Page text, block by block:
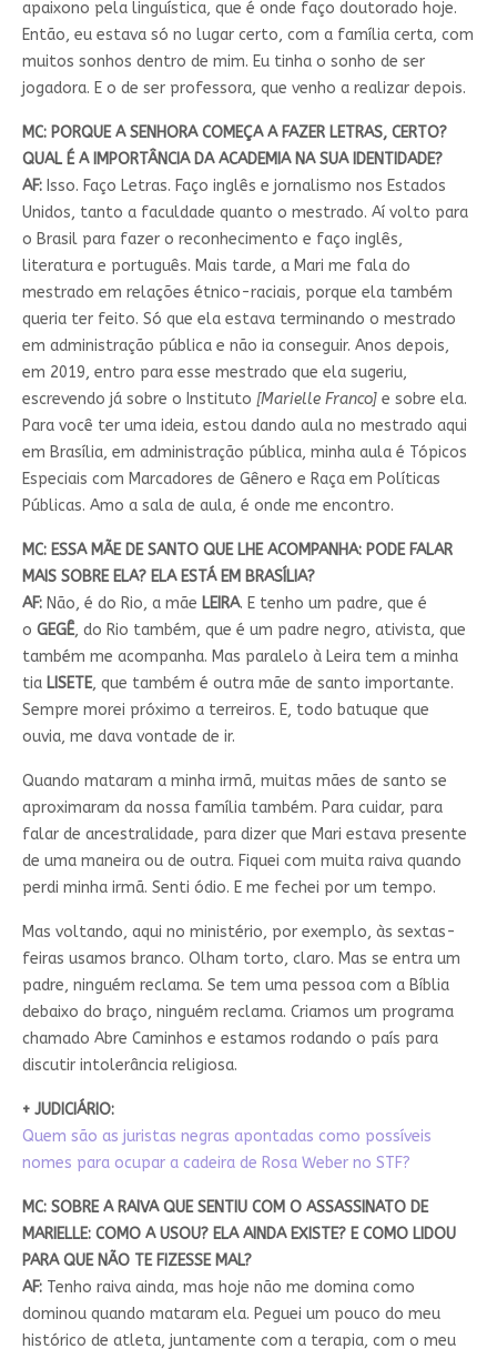
apaixono pela linguística, que é onde faço doutorado hoje.
Então, eu estava só no lugar certo, com a família certa, com
muitos sonhos dentro de mim. Eu tinha o sonho de ser
jogadora. E o de ser professora, que venho a realizar depois.
MC: PORQUE A SENHORA COMEÇA A FAZER LETRAS, CERTO?
QUAL É A IMPORTÂNCIA DA ACADEMIA NA SUA IDENTIDADE?
AF: Isso. Faço Letras. Faço inglês e jornalismo nos Estados
Unidos, tanto a faculdade quanto o mestrado. Aí volto para
o Brasil para fazer o reconhecimento e faço inglês,
literatura e português. Mais tarde, a Mari me fala do
mestrado em relações étnico-raciais, porque ela também
queria ter feito. Só que ela estava terminando o mestrado
em administração pública e não ia conseguir. Anos depois,
em 2019, entro para esse mestrado que ela sugeriu,
escrevendo já sobre o Instituto [Marielle Franco]e sobre ela.
Para você ter uma ideia, estou dando aula no mestrado aqui
em Brasília, em administração pública, minha aula é Tópicos
Especiais com Marcadores de Gênero e Raça em Políticas
Públicas. Amo a sala de aula, é onde me encontro.
MC: ESSA MÃE DE SANTO QUE LHE ACOMPANHA: PODE FALAR
MAIS SOBRE ELA? ELA ESTÁ EM BRASÍLIA?
AF:Não, é do Rio, a mãe LEIRA. E tenho um padre, que é
o GEGÊ, do Rio também, que é um padre negro, ativista, que
também me acompanha. Mas paralelo à Leira tem a minha
tia LISETE, que também é outra mãe de santo importante.
Sempre morei próximo a terreiros. E, todo batuque que
ouvia, me dava vontade de ir.
Quando mataram a minha irmã, muitas mães de santo se
aproximaram da nossa família também. Para cuidar, para
falar de ancestralidade, para dizer que Mari estava presente
de uma maneira ou de outra. Fiquei com muita raiva quando
perdi minha irmã. Senti ódio. E me fechei por um tempo.
Mas voltando, aqui no ministério, por exemplo, às sextas-
feiras usamos branco. Olham torto, claro. Mas se entra um
padre, ninguém reclama. Se tem uma pessoa com a Bíblia
debaixo do braço, ninguém reclama. Criamos um programa
chamado Abre Caminhos e estamos rodando o país para
discutir intolerância religiosa.
+ JUDICIÁRIO:
Quem são as juristas negras apontadas como possíveis
nomes para ocupar a cadeira de Rosa Weber no STF?
MC: SOBRE A RAIVA QUE SENTIU COM O ASSASSINATO DE
MARIELLE: COMO A USOU? ELA AINDA EXISTE? E COMO LIDOU
PARA QUE NÃO TE FIZESSE MAL?
AF: Tenho raiva ainda, mas hoje não me domina como
dominou quando mataram ela. Peguei um pouco do meu
histórico de atleta, juntamente com a terapia, com o meu